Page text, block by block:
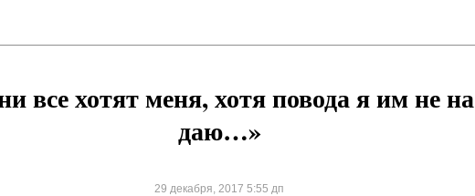
все хотят меня, хотя повода я им не на
даю…»
29 декабря, 2017 5:55 дп